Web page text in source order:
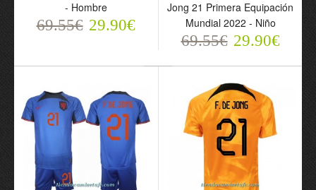
Conjunto
(Camiseta+Pantalón
Corto) Países Bajos
Frenkie de Jong 21
Camiseta de fútbol FC
Barcelona Frenkie de
Jong 21 Tercera
Equipación 23-24 -
- Hombre
69.55€ 29.90€
Jong 21 Primera Equipación
Mundial 2022 - Niño
69.55€ 29.90€